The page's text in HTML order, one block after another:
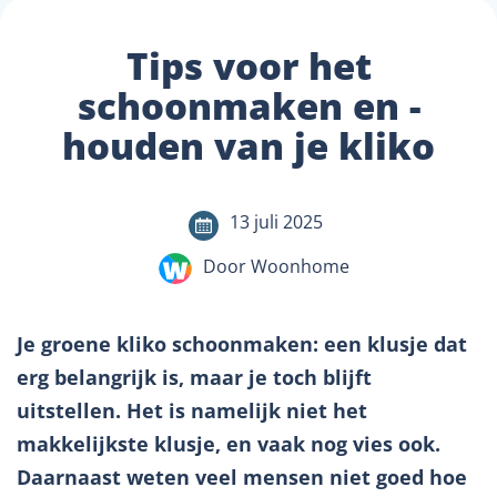
Tips voor het
schoonmaken en -
houden van je kliko
13 juli 2025
Door Woonhome
Je groene kliko schoonmaken: een klusje dat
erg belangrijk is, maar je toch blijft
uitstellen. Het is namelijk niet het
makkelijkste klusje, en vaak nog vies ook.
Daarnaast weten veel mensen niet goed hoe